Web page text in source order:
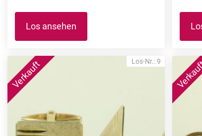
Los ansehen
Los-Nr.: 9